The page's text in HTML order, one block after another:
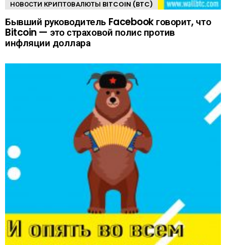
НОВОСТИ КРИПТОВАЛЮТЫ BITCOIN (BTC)
Бывший руководитель Facebook говорит, что
Bitcoin — это страховой полис против
инфляции доллара